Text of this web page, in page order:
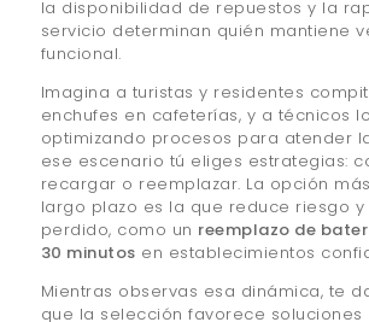
la disponibilidad de repuestos y la
servicio determinan quién mantiene
funcional.
Imagina a turistas y residentes
enchufes en cafeterías, y a técnicos
optimizando procesos para atender
ese escenario tú eliges estrategias:
recargar o reemplazar. La opción
largo plazo es la que reduce riesgo y
perdido, como un reemplazo de
30 minutos en establecimientos
Mientras observas esa dinámica, te
que la selección favorece soluciones